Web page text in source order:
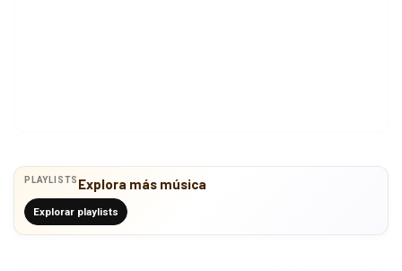
PLAYLISTS Explora más música
Explorar playlists